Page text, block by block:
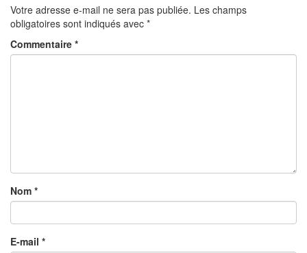
Votre adresse e-mail ne sera pas publiée. Les champs
obligatoires sont indiqués avec *
Commentaire *
Nom *
E-mail *